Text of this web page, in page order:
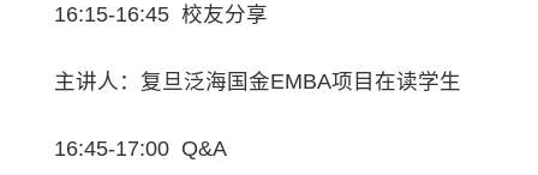
16:15-16:45 校友分享
主讲人：复旦泛海国金EMBA项目在读学生
16:45-17:00 Q&A